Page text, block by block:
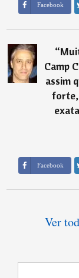
Facebook
“
Camp
assim
forte,
Facebook
Ver